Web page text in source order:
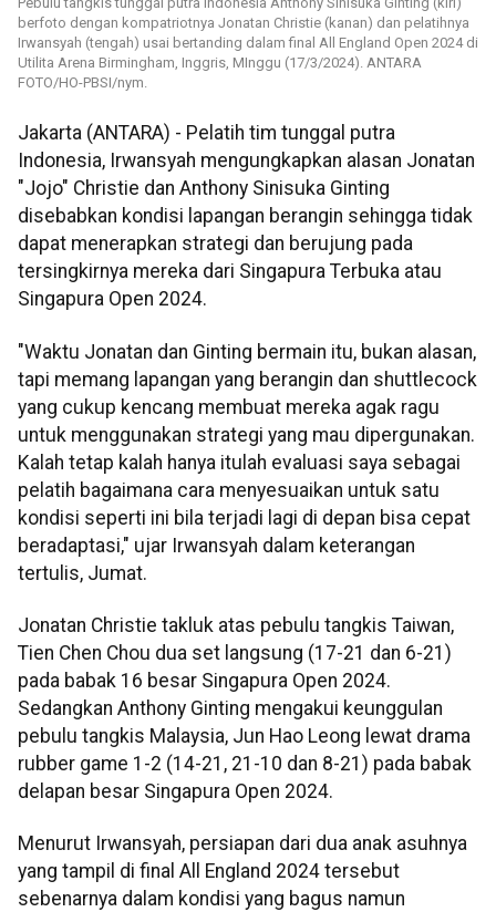
berfoto dengan kompatriotnya Jonatan Christie (kanan) dan pelatihnya
Irwansyah (tengah) usai bertanding dalam final All England Open 2024 di
Utilita Arena Birmingham, Inggris, MInggu (17/3/2024). ANTARA
FOTO/HO-PBSI/nym.
Jakarta (ANTARA) - Pelatih tim tunggal putra
Indonesia, Irwansyah mengungkapkan alasan Jonatan
"Jojo" Christie dan Anthony Sinisuka Ginting
disebabkan kondisi lapangan berangin sehingga tidak
dapat menerapkan strategi dan berujung pada
tersingkirnya mereka dari Singapura Terbuka atau
Singapura Open 2024.
"Waktu Jonatan dan Ginting bermain itu, bukan alasan,
tapi memang lapangan yang berangin dan shuttlecock
yang cukup kencang membuat mereka agak ragu
untuk menggunakan strategi yang mau dipergunakan.
Kalah tetap kalah hanya itulah evaluasi saya sebagai
pelatih bagaimana cara menyesuaikan untuk satu
kondisi seperti ini bila terjadi lagi di depan bisa cepat
beradaptasi," ujar Irwansyah dalam keterangan
tertulis, Jumat.
Jonatan Christie takluk atas pebulu tangkis Taiwan,
Tien Chen Chou dua set langsung (17-21 dan 6-21)
pada babak 16 besar Singapura Open 2024.
Sedangkan Anthony Ginting mengakui keunggulan
pebulu tangkis Malaysia, Jun Hao Leong lewat drama
rubber game 1-2 (14-21, 21-10 dan 8-21) pada babak
delapan besar Singapura Open 2024.
Menurut Irwansyah, persiapan dari dua anak asuhnya
yang tampil di final All England 2024 tersebut
sebenarnya dalam kondisi yang bagus namun